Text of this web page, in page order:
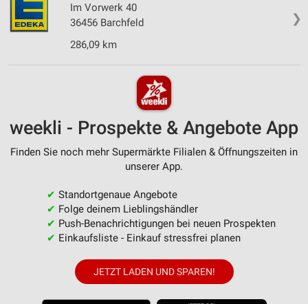
❯
Im Vorwerk 40
36456 Barchfeld
286,09 km
weekli - Prospekte & Angebote App
Finden Sie noch mehr Supermärkte Filialen & Öffnungszeiten in
unserer App.
✔ Standortgenaue Angebote
✔ Folge deinem Lieblingshändler
✔ Push-Benachrichtigungen bei neuen Prospekten
✔ Einkaufsliste - Einkauf stressfrei planen
JETZT LADEN UND SPAREN!